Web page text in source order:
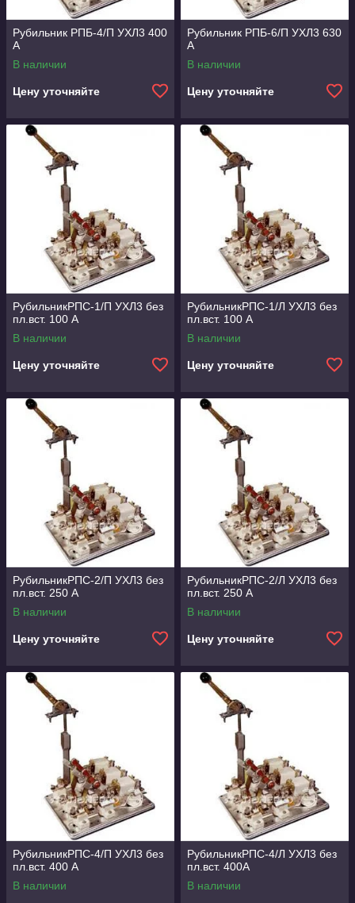
Рубильник РПБ-4/П УХЛ3 400
А
В наличии
Цену уточняйте
Рубильник РПБ-6/П УХЛ3 630
А
В наличии
Цену уточняйте
РубильникРПС-1/П УХЛ3 без
пл.вст. 100 А
В наличии
Цену уточняйте
РубильникРПС-1/Л УХЛ3 без
пл.вст. 100 А
В наличии
Цену уточняйте
РубильникРПС-2/П УХЛ3 без
пл.вст. 250 А
В наличии
Цену уточняйте
РубильникРПС-2/Л УХЛ3 без
пл.вст. 250 А
В наличии
Цену уточняйте
РубильникРПС-4/П УХЛ3 без
пл.вст. 400 А
В наличии
РубильникРПС-4/Л УХЛ3 без
пл.вст. 400А
В наличии